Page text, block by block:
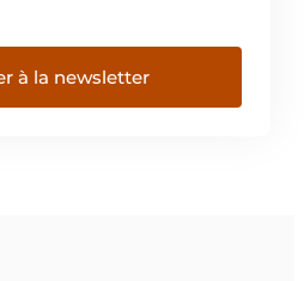
à la newsletter